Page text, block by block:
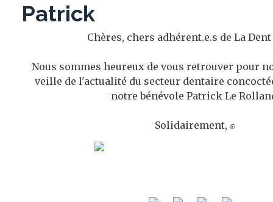
Patrick
Chères, chers adhérent.e.s de La Dent
Nous sommes heureux de vous retrouver pour
veille de l'actualité du secteur dentaire
notre bénévole Patrick Le
Solidairement, ✊